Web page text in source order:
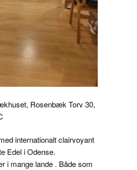
Rosenbæk Torv 30,
internationalt clairvoyant
Edel i Odense.
i mange lande . Både som